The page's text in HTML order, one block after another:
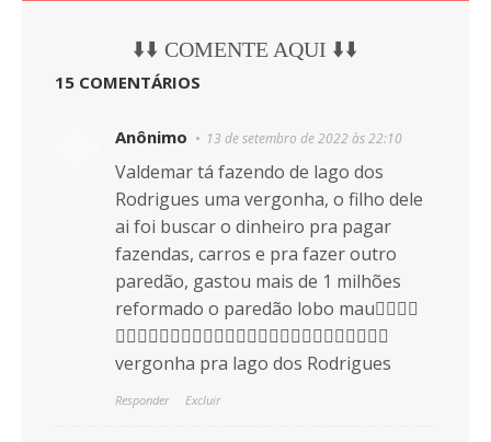
⬇️⬇️ COMENTE AQUI ⬇️⬇️
15 COMENTÁRIOS
Anônimo 13 de setembro de 2022 às 22:10
Valdemar tá fazendo de lago dos
Rodrigues uma vergonha, o filho dele
ai foi buscar o dinheiro pra pagar
fazendas, carros e pra fazer outro
paredão, gastou mais de 1 milhões
reformado o paredão lobo mau👎🏻👎🏻
👎🏻❌❌❌❌❌👎🏻👎🏻👎🏻❌❌❌👎🏻👎🏻👎🏻👎🏻❌
vergonha pra lago dos Rodrigues
Responder Excluir